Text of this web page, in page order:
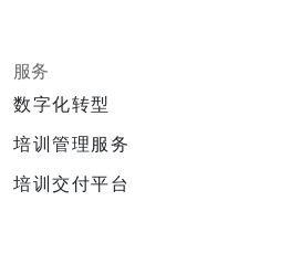
服务
数字化转型
培训管理服务
培训交付平台